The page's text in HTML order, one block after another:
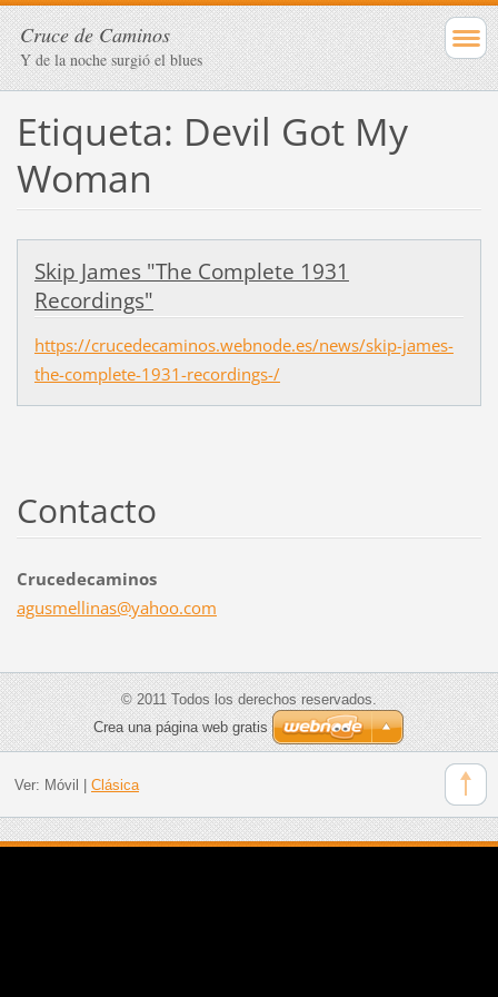
Cruce de Caminos
Y de la noche surgió el blues
Etiqueta: Devil Got My
Woman
Skip James "The Complete 1931
Recordings"
https://crucedecaminos.webnode.es/news/skip-james-
the-complete-1931-recordings-/
Contacto
Crucedecaminos
agusmellinas@yahoo.com
© 2011 Todos los derechos reservados.
Crea una página web gratis
Ver: Móvil Clásica